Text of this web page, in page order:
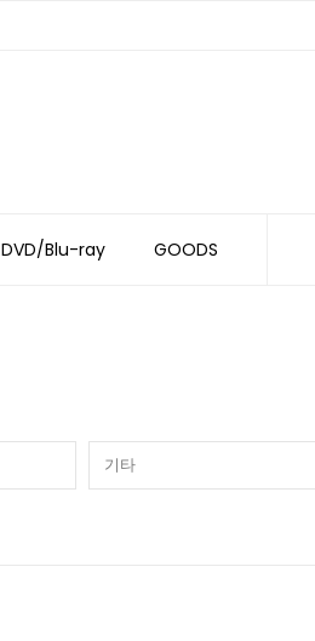
DVD/Blu-ray GOODS
기타